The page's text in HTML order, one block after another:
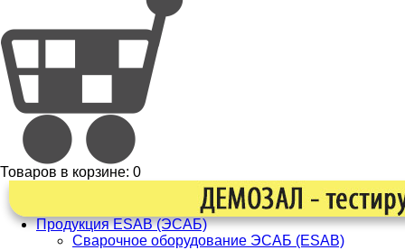
Товаров в корзине: 0
Продукция ESAB (ЭСАБ)
Сварочное оборудование ЭСАБ (ESAB)